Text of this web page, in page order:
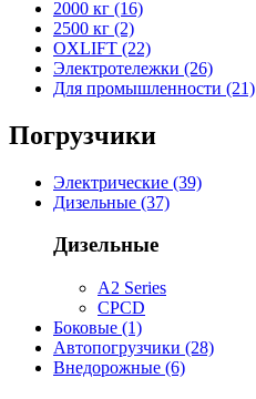
2000 кг (16)
2500 кг (2)
OXLIFT (22)
Электротележки (26)
Для промышленности (21)
Погрузчики
Электрические (39)
Дизельные (37)
Дизельные
A2 Series
CPCD
Боковые (1)
Автопогрузчики (28)
Внедорожные (6)